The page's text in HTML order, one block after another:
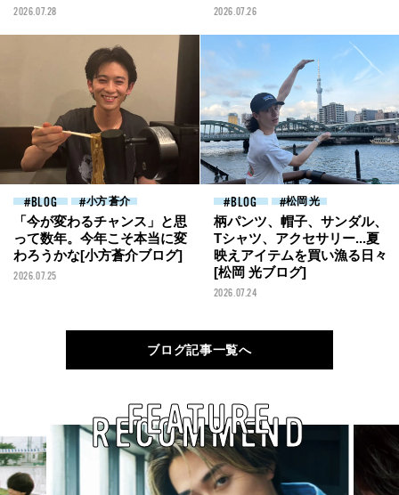
2026.07.28 2026.07.26
BLOG 小方 蒼介
「今が変わるチャンス」と思
って数年。今年こそ本当に変
わろうかな[小方蒼介ブログ]
2026.07.25
BLOG 松岡 光
柄パンツ、帽子、サンダル、
Tシャツ、アクセサリー...夏
映えアイテムを買い漁る日々
[松岡 光ブログ]
2026.07.24
ブログ記事一覧へ
RECOMMEND
FEATURE